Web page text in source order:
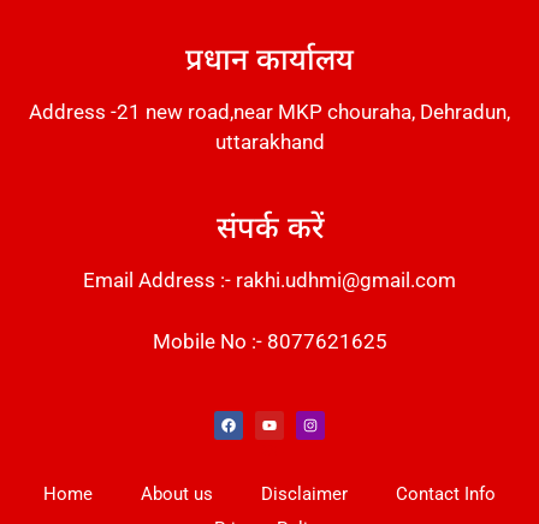
प्रधान कार्यालय
Address -21 new road,near MKP chouraha, Dehradun,
uttarakhand
संपर्क करें
Email Address :- rakhi.udhmi@gmail.com
Mobile No :- 8077621625
Home About us Disclaimer
Contact Info